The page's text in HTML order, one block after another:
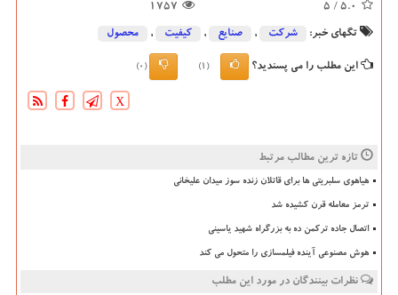
5.0
/ 5
1757
تگهای خبر: شركت , صنایع , كیفیت , محصول
این مطلب را می پسندید؟ (1)
(0)
X
تازه ترین مطالب مرتبط
هیاهوی سلبریتی ها برای قاتلان زنده سوز میدان علیخانی
ترمز معامله قرن کشیده شد
اتصال جاده ترکمن ده به بزرگراه شهید یاسینی
هوش مصنوعی آینده فیلمسازی را متحول می کند
نظرات بینندگان در مورد این مطلب